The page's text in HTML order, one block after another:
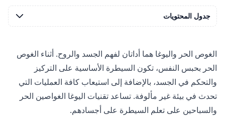
الغوص الحر واليوغا هما أداتان لفهم الجسد والروح. أثناء الغوص
الحر بحبس النفس، تكون السيطرة الأساسية على التركيز
والتحكم في الجسد، بالإضافة إلى استيعاب كافة العمليات التي
تحدث في بيئة غير مألوفة. تساعد تقنيات اليوغا الغواصين الحر
والسباحين على تعلم السيطرة على أجسادهم.
جدول المحتويات